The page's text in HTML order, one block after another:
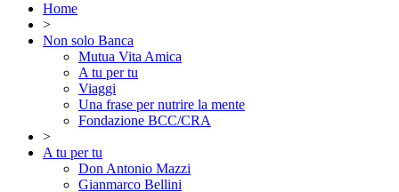
Home
>
Non solo Banca
Mutua Vita Amica
A tu per tu
Viaggi
Una frase per nutrire la mente
Fondazione BCC/CRA
>
A tu per tu
Don Antonio Mazzi
Gianmarco Bellini